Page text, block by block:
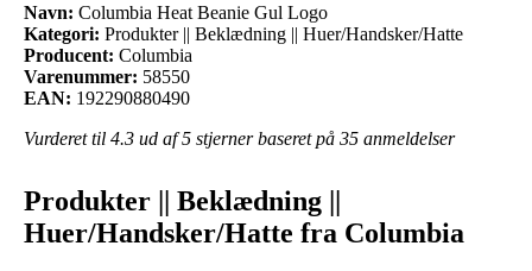
Navn: Columbia Heat Beanie Gul Logo
Kategori: Produkter || Beklædning || Huer/Handsker/Hatte
Producent: Columbia
Varenummer: 58550
EAN: 192290880490
Vurderet til 4.3 ud af 5 stjerner baseret på 35 anmeldelser
Produkter || Beklædning ||
Huer/Handsker/Hatte fra Columbia